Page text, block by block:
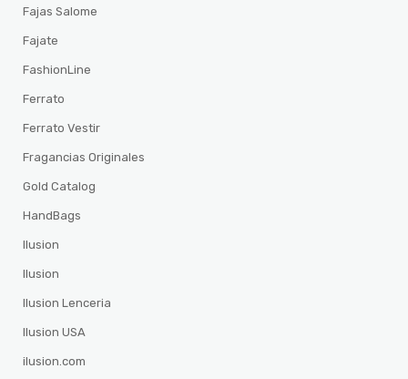
Fajas Salome
Fajate
FashionLine
Ferrato
Ferrato Vestir
Fragancias Originales
Gold Catalog
HandBags
Ilusion
Ilusion
Ilusion Lenceria
Ilusion USA
ilusion.com